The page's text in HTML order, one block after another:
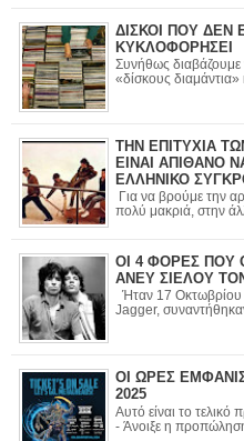
ΔΙΣΚΟΙ ΠΟΥ ΔΕΝ
ΚΥΚΛΟΦΟΡΗΣΕΙ
Συνήθως διαβάζουμε
«δίσκους
ΤΗΝ ΕΠΙΤΥΧΙΑ
ΕΙΝΑΙ ΑΠΙΘΑΝΟ
ΕΛΛΗΝΙΚΟ
Για να βρούμε την αρχή των Sharp Ties,
πολύ μακριά, στην
ΟΙ 4 ΦΟΡΕΣ ΠΟΥ
ΑΝΕΥ ΣΙΕΛΟΥ
Ήταν 17 Οκτωβρίου 1961 όταν οι
Jagger,
ΟΙ ΩΡΕΣ
2025
Αυτό είναι το τελικό πρόγραμμα
- Άνοιξε η